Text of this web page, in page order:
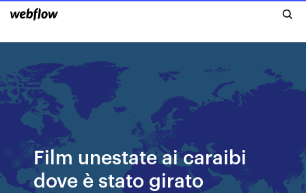
Film unestate ai caraibi
dove è stato girato